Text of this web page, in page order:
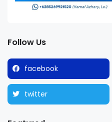
Follow Us
facebook
twitter